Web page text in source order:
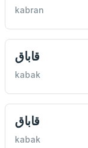
kabran
قاباق
kabak
قاباق
kabak